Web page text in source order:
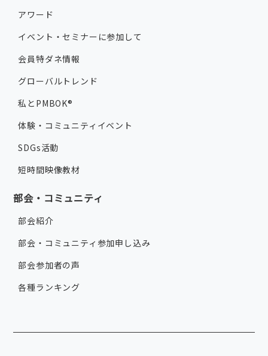
アワード
イベント・セミナーに参加して
会員特ダネ情報
グローバルトレンド
私とPMBOK®
体験・コミュニティイベント
SDGs活動
短時間映像教材
部会・コミュニティ
部会紹介
部会・コミュニティ参加申し込み
部会参加者の声
各種ランキング